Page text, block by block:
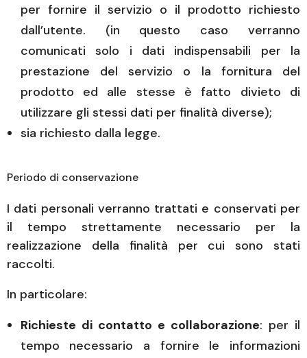
per fornire il servizio o il prodotto richiesto
dall’utente. (in questo caso verranno
comunicati solo i dati indispensabili per la
prestazione del servizio o la fornitura del
prodotto ed alle stesse è fatto divieto di
utilizzare gli stessi dati per finalità diverse);
sia richiesto dalla legge.
Periodo di conservazione
I dati personali verranno trattati e conservati per
il tempo strettamente necessario per la
realizzazione della finalità per cui sono stati
raccolti.
In particolare:
Richieste di contatto e collaborazione: per il
tempo necessario a fornire le informazioni